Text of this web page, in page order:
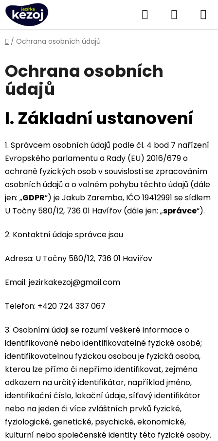
Přejít
na
obsah
Hledat
KOŠÍK
Domů
/ Ochrana osobních údajů
Ochrana osobních
údajů
I. Základní ustanovení
1. Správcem osobních údajů podle čl. 4 bod 7 nařízení
Evropského parlamentu a Rady (EU) 2016/679 o
ochraně fyzických osob v souvislosti se zpracováním
osobních údajů a o volném pohybu těchto údajů (dále
jen: „GDPR”) je Jakub Zaremba, IČO 19412991 se sídlem
U Točny 580/12, 736 01 Havířov (dále jen: „správce“).
2. Kontaktní údaje správce jsou
Adresa: U Točny 580/12, 736 01 Havířov
Email: jezirkakezoj@gmail.com
Telefon: +420 724 337 067
3. Osobními údaji se rozumí veškeré informace o
identifikované nebo identifikovatelné fyzické osobě;
identifikovatelnou fyzickou osobou je fyzická osoba,
kterou lze přímo či nepřímo identifikovat, zejména
odkazem na určitý identifikátor, například jméno,
identifikační číslo, lokační údaje, síťový identifikátor
nebo na jeden či více zvláštních prvků fyzické,
fyziologické, genetické, psychické, ekonomické,
kulturní nebo společenské identity této fyzické osoby.